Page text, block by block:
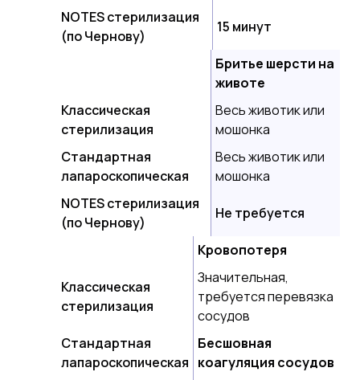
NOTES стерилизация
(по Чернову)
15 минут
Бритье шерсти на
животе
Классическая
стерилизация
Весь животик или
мошонка
Стандартная
лапароскопическая
Весь животик или
мошонка
NOTES стерилизация
(по Чернову)
Не требуется
Кровопотеря
Классическая
стерилизация
Значительная,
требуется перевязка
сосудов
Стандартная
лапароскопическая
Бесшовная
коагуляция сосудов